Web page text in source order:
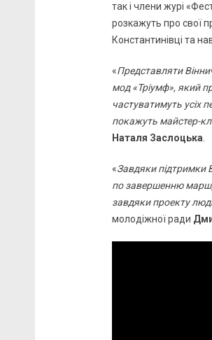
так і члени журі
розкажуть про свої
Константинівці та
«Представляти
мод «Тріумф», який
частуватимуть усіх
покажуть майстер-
Наталя Заслоцька
«Завдяки підтримки
по завершенню
завдяки проекту
молодіжної ради